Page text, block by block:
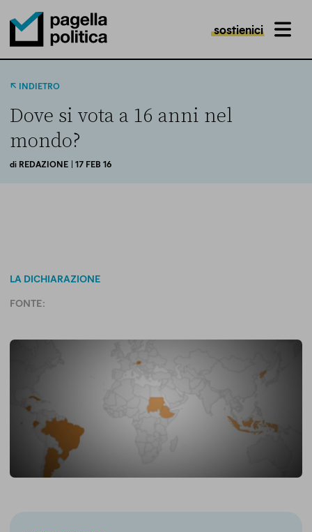
Pagella Politica Logo
sostienici MENU
INDIETRO
Dove si vota a 16 anni nel
mondo?
di REDAZIONE | 17 FEB 16
LA DICHIARAZIONE
FONTE: